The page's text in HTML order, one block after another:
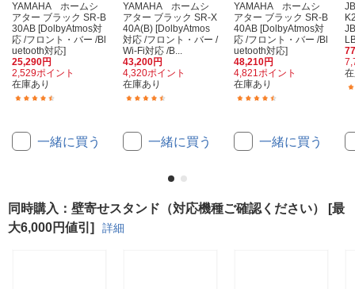
YAMAHA ホームシ
アター ブラック SR-B
30AB [DolbyAtmos対
応 /フロント・バー /Bl
uetooth対応]
25,290円
2,529ポイント
在庫あり
一緒に買う
YAMAHA ホームシ
アター ブラック SR-X
40A(B) [DolbyAtmos
対応 /フロント・バー /
Wi-Fi対応 /B...
43,200円
4,320ポイント
在庫あり
一緒に買う
YAMAHA ホームシ
アター ブラック SR-B
40AB [DolbyAtmos対
応 /フロント・バー /Bl
uetooth対応]
48,210円
4,821ポイント
在庫あり
一緒に買う
同時購入：壁寄せスタンド（対応機種ご確認ください） [最
大6,000円値引]
詳細